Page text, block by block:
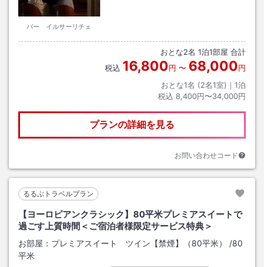
バー イルサーリチェ
おとな2名 1泊1部屋 合計
税込 16,800円 〜 68,000円
おとな1名 (2名1室)｜ 1泊
税込 8,400円〜34,000円
プランの詳細を見る
お問い合わせコード
るるぶトラベルプラン
【ヨーロピアンクラシック】80平米プレミアスイートで
過ごす上質時間＜ご宿泊者様限定サービス特典＞
お部屋： プレミアスイート ツイン【禁煙】（80平米） /80
平米